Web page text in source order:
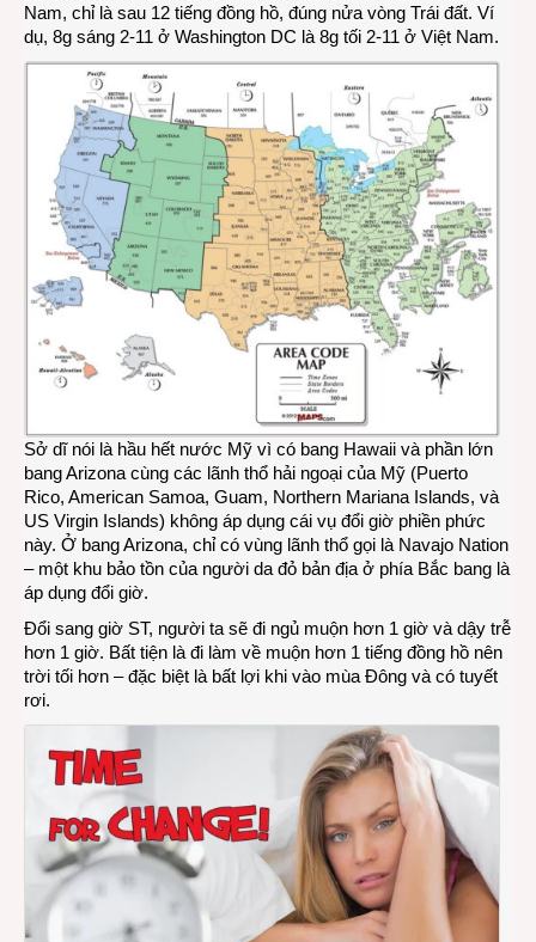
Nam, chỉ là sau 12 tiếng đồng hồ, đúng nửa vòng Trái đất. Ví
dụ, 8g sáng 2-11 ở Washington DC là 8g tối 2-11 ở Việt Nam.
Sở dĩ nói là hầu hết nước Mỹ vì có bang Hawaii và phần lớn
bang Arizona cùng các lãnh thổ hải ngoại của Mỹ (Puerto
Rico, American Samoa, Guam, Northern Mariana Islands, và
US Virgin Islands) không áp dụng cái vụ đổi giờ phiền phức
này. Ở bang Arizona, chỉ có vùng lãnh thổ gọi là Navajo Nation
– một khu bảo tồn của người da đỏ bản địa ở phía Bắc bang là
áp dụng đổi giờ.
Đổi sang giờ ST, người ta sẽ đi ngủ muộn hơn 1 giờ và dậy trễ
hơn 1 giờ. Bất tiện là đi làm về muộn hơn 1 tiếng đồng hồ nên
trời tối hơn – đặc biệt là bất lợi khi vào mùa Đông và có tuyết
rơi.